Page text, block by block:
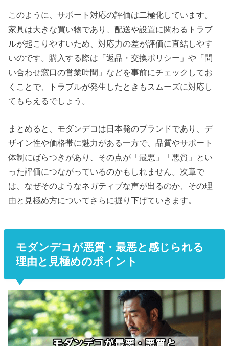
このように、サポート対応の評価は二極化しています。
家具は大きな買い物であり、配送や設置に関わるトラブ
ルが起こりやすいため、対応力の差が評価に直結しやす
いのです。購入する際は「返品・交換ポリシー」や「問
い合わせ窓口の営業時間」などを事前にチェックしてお
くことで、トラブルが発生したときもスムーズに対応し
てもらえるでしょう。
まとめると、モダンデコは日本発のブランドであり、デ
ザイン性や価格帯に魅力がある一方で、品質やサポート
体制にばらつきがあり、その点が「最悪」「悪質」とい
った評価につながっているのかもしれません。次章で
は、なぜそのようなネガティブな声が出るのか、その理
由と見極め方についてさらに掘り下げていきます。
モダンデコが悪質・最悪と感じられる
理由と見極めのポイント